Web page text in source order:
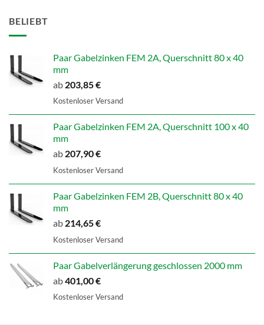
BELIEBT
Paar Gabelzinken FEM 2A, Querschnitt 80 x 40
mm
ab 203,85€
Kostenloser Versand
Paar Gabelzinken FEM 2A, Querschnitt 100 x 40
mm
ab 207,90€
Kostenloser Versand
Paar Gabelzinken FEM 2B, Querschnitt 80 x 40
mm
ab 214,65€
Kostenloser Versand
Paar Gabelverlängerung geschlossen 2000 mm
ab401,00€
Kostenloser Versand